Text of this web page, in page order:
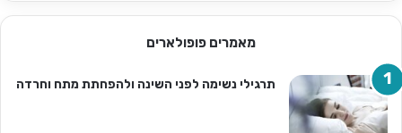
מאמרים פופולארים
תרגילי נשימה לפני השינה ולהפחתת מתח וחרדה